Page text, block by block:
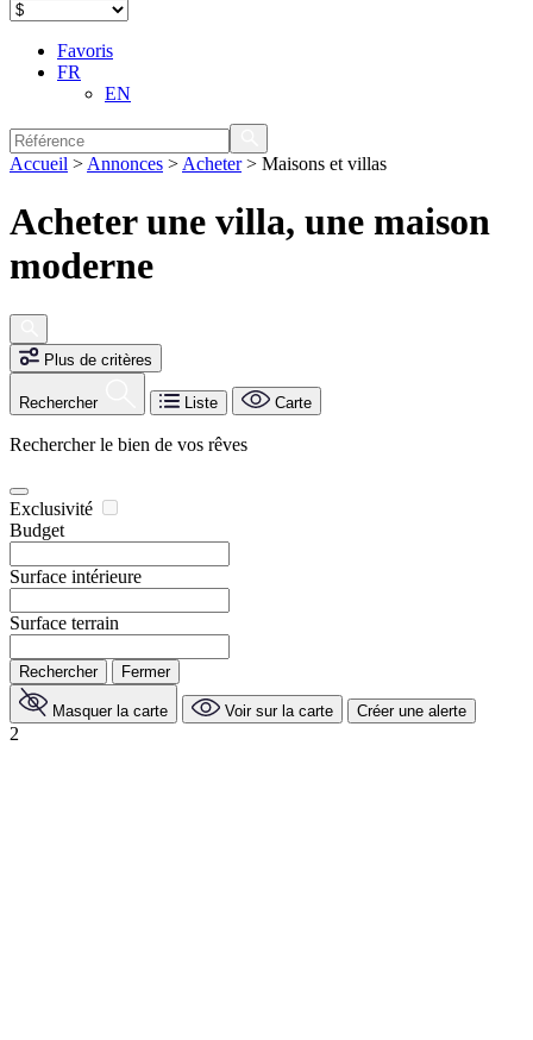
Favoris
FR
EN
Accueil > Annonces > Acheter> Maisons et villas
Acheter une villa, une maison
moderne
Plus de critères
Rechercher Liste Carte
Rechercher le bien de vos rêves
Exclusivité
Budget
Surface intérieure
Surface terrain
Rechercher Fermer
Masquer la carte Voir sur la carte Créer une alerte
2